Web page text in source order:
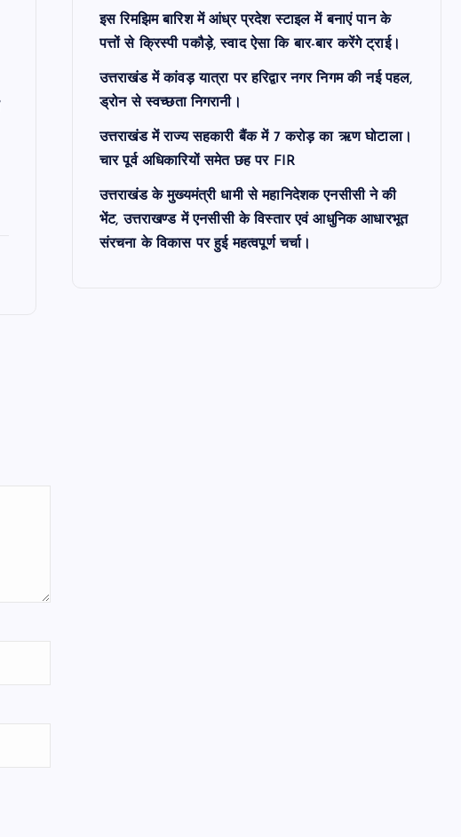
इस रिमझिम बारिश में आंध्र प्रदेश स्टाइल में बनाएं पान के
पत्तों से क्रिस्पी पकौड़े, स्वाद ऐसा कि बार-बार करेंगे ट्राई।
उत्तराखंड में कांवड़ यात्रा पर हरिद्वार नगर निगम की नई पहल,
ड्रोन से स्वच्छता निगरानी।
उत्तराखंड में राज्य सहकारी बैंक में 7 करोड़ का ऋण घोटाला।
चार पूर्व अधिकारियों समेत छह पर FIR
उत्तराखंड के मुख्यमंत्री धामी से महानिदेशक एनसीसी ने की
भेंट, उत्तराखण्ड में एनसीसी के विस्तार एवं आधुनिक आधारभूत
संरचना के विकास पर हुई महत्वपूर्ण चर्चा।